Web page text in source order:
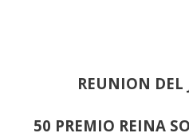
REUNION DEL
50 PREMIO REINA